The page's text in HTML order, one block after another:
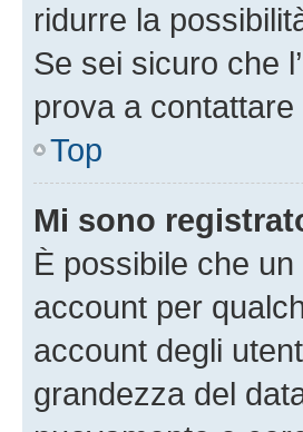
ridurre la
Se sei sicuro che
prova a
Top
Mi sono
È possibile che
account per
account degli
grandezza del